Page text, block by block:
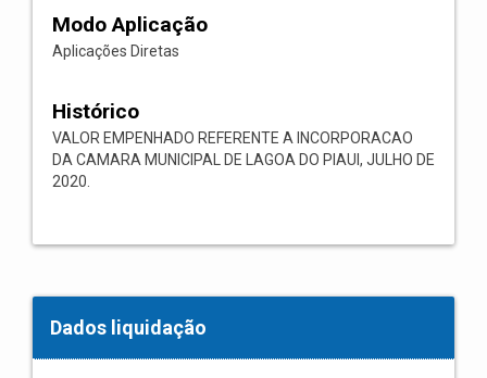
Modo Aplicação
Aplicações Diretas
Histórico
VALOR EMPENHADO REFERENTE A INCORPORACAO
DA CAMARA MUNICIPAL DE LAGOA DO PIAUI, JULHO DE
2020.
Dados liquidação